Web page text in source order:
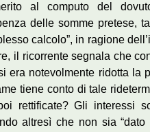
al computo del
delle somme pretese,
calcolo”, in ragione
il ricorrente segnala che
era notevolmente ridotta la
tiene conto di tale
rettificate? Gli interessi
altresì che non sia “dato